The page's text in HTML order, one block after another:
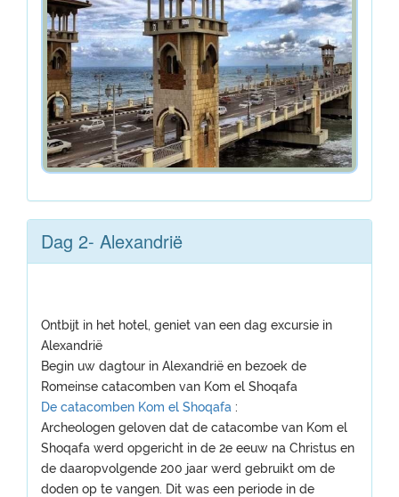
Dag 2- Alexandrië
Ontbijt in het hotel, geniet van een dag excursie in
Alexandrië
Begin uw dagtour in Alexandrië en bezoek de
Romeinse catacomben van Kom el Shoqafa
De catacomben Kom el Shoqafa :
Archeologen geloven dat de catacombe van Kom el
Shoqafa werd opgericht in de 2e eeuw na Christus en
de daaropvolgende 200 jaar werd gebruikt om de
doden op te vangen. Dit was een periode in de